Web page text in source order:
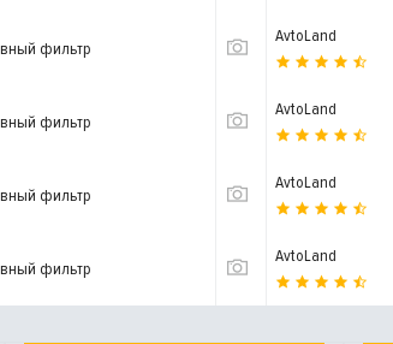
фильтр
AvtoLand
фильтр
AvtoLand
фильтр
AvtoLand
фильтр
AvtoLand